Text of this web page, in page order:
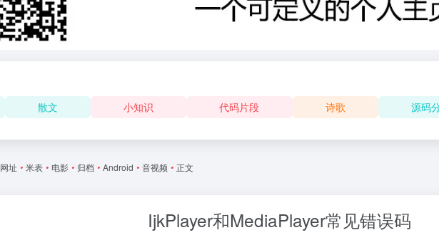
散文 小知识 代码片段 诗歌 源码
网址 • 米表 • 电影 • 归档 • Android • 音视频 • 正文
IjkPlayer和MediaPlayer常见错误码